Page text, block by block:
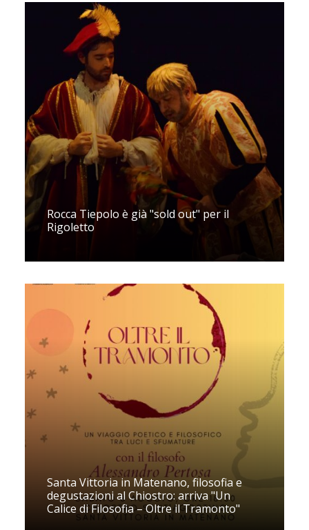
Rocca Tiepolo è già "sold out" per il
Rigoletto
Santa Vittoria in Matenano, filosofia e
degustazioni al Chiostro: arriva "Un
Calice di Filosofia – Oltre il Tramonto"